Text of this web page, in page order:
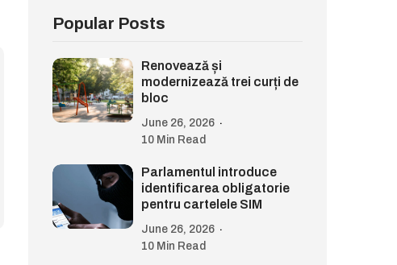
Popular Posts
Renovează și
modernizează trei curți de
bloc
June 26, 2026
10 Min Read
Parlamentul introduce
identificarea obligatorie
pentru cartelele SIM
June 26, 2026
10 Min Read